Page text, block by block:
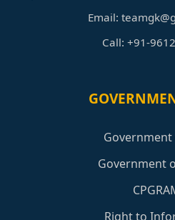
Email:
Call: +91-
Government
Right to